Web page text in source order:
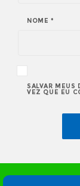
NOME *
SALVAR MEUS
VEZ QUE EU